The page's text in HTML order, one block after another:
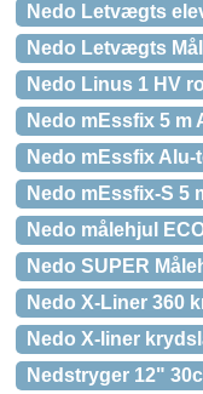
Nedo Letvægts
Nedo Letvægts
Nedo Linus 1 HV
Nedo mEssfix 5 m
Nedo mEssfix
Nedo mEssfix-S 5
Nedo målehjul
Nedo SUPER
Nedo X-Liner 360
Nedo X-liner
Nedstryger 12"